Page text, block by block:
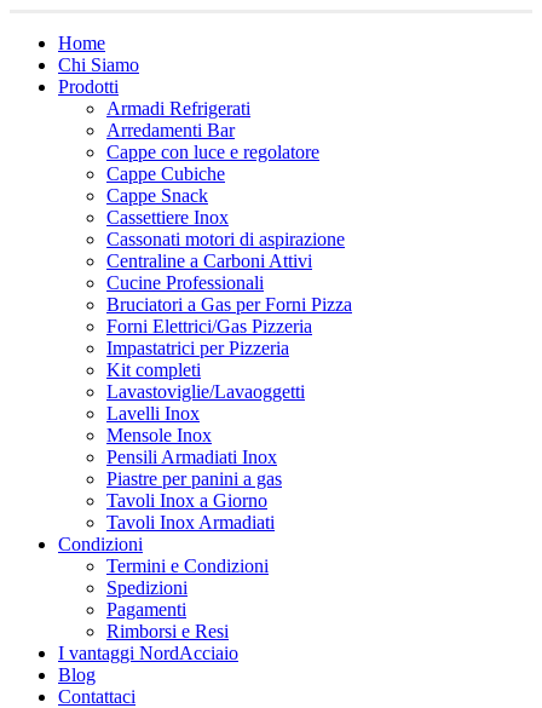
Home
Chi Siamo
Prodotti
Armadi Refrigerati
Arredamenti Bar
Cappe con luce e regolatore
Cappe Cubiche
Cappe Snack
Cassettiere Inox
Cassonati motori di aspirazione
Centraline a Carboni Attivi
Cucine Professionali
Bruciatori a Gas per Forni Pizza
Forni Elettrici/Gas Pizzeria
Impastatrici per Pizzeria
Kit completi
Lavastoviglie/Lavaoggetti
Lavelli Inox
Mensole Inox
Pensili Armadiati Inox
Piastre per panini a gas
Tavoli Inox a Giorno
Tavoli Inox Armadiati
Condizioni
Termini e Condizioni
Spedizioni
Pagamenti
Rimborsi e Resi
I vantaggi NordAcciaio
Blog
Contattaci